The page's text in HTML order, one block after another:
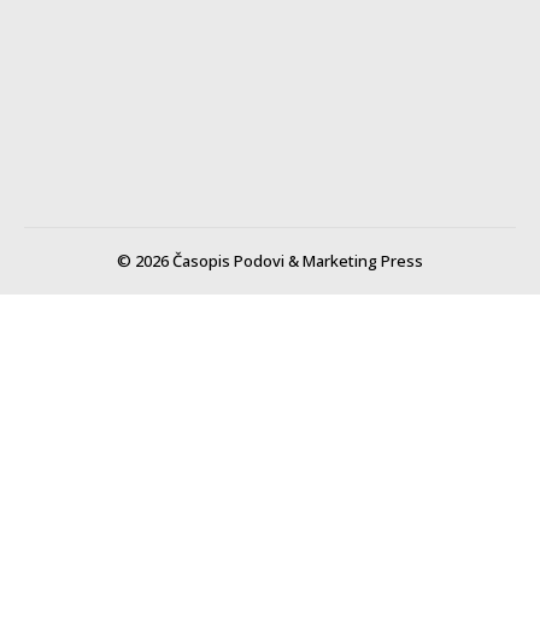
© 2026 Časopis Podovi & Marketing Press